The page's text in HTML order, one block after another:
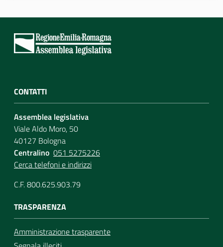
CONTATTI
Assemblea legislativa
Viale Aldo Moro, 50
40127 Bologna
Centralino 051 5275226
Cerca telefoni e indirizzi
C.F. 800.625.903.79
TRASPARENZA
Amministrazione trasparente